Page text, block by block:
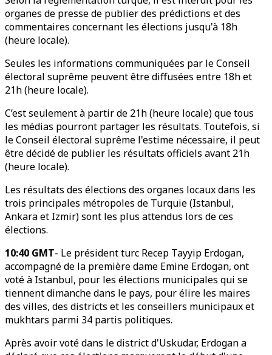
organes de presse de publier des prédictions et des
commentaires concernant les élections jusqu'à 18h
(heure locale).
Seules les informations communiquées par le Conseil
électoral suprême peuvent être diffusées entre 18h et
21h (heure locale).
C’est seulement à partir de 21h (heure locale) que tous
les médias pourront partager les résultats. Toutefois, si
le Conseil électoral suprême l'estime nécessaire, il peut
être décidé de publier les résultats officiels avant 21h
(heure locale).
Les résultats des élections des organes locaux dans les
trois principales métropoles de Turquie (Istanbul,
Ankara et Izmir) sont les plus attendus lors de ces
élections.
10:40 GMT- Le président turc Recep Tayyip Erdogan,
accompagné de la première dame Emine Erdogan, ont
voté à Istanbul, pour les élections municipales qui se
tiennent dimanche dans le pays, pour élire les maires
des villes, des districts et les conseillers municipaux et
mukhtars parmi 34 partis politiques.
Après avoir voté dans le district d'Uskudar, Erdogan a